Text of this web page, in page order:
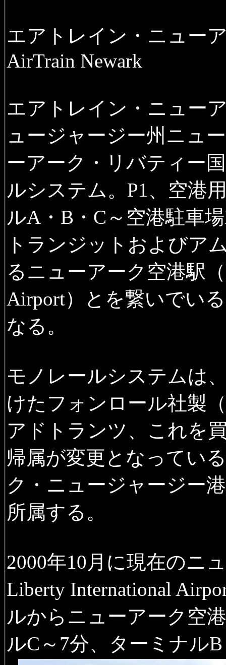
エアトレイン・ニュー
AirTrain Newark
エアトレイン・ニュー
ュージャージー州ニュ
ーアーク・リバティー
ルシステム。P1、空港
ルA・B・C～空港駐車
トランジットおよびア
るニューアーク空港駅
Airport）とを繋いでい
なる。
モノレールシステムは
けたフォンロール社製
アドトランツ、これを
帰属が変更となってい
ク・ニュージャージー
所属する。
2000年10月に現在のニ
Liberty International
ルからニューアーク空
ルC～7分、ターミナル